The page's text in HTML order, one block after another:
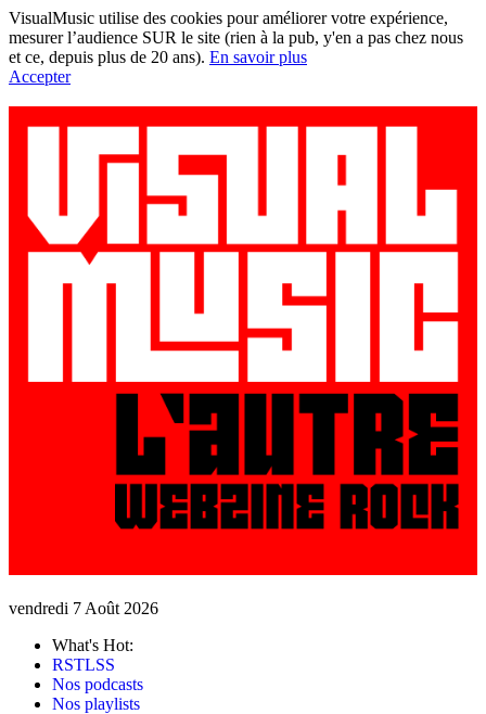
VisualMusic utilise des cookies pour améliorer votre expérience,
mesurer l’audience SUR le site (rien à la pub, y'en a pas chez nous
et ce, depuis plus de 20 ans). En savoir plus
Accepter
vendredi 7 Août 2026
What's Hot:
RSTLSS
Nos podcasts
Nos playlists